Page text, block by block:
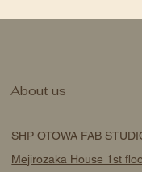
SHP OTOWA FAB
Mejirozaka House 1st
About us